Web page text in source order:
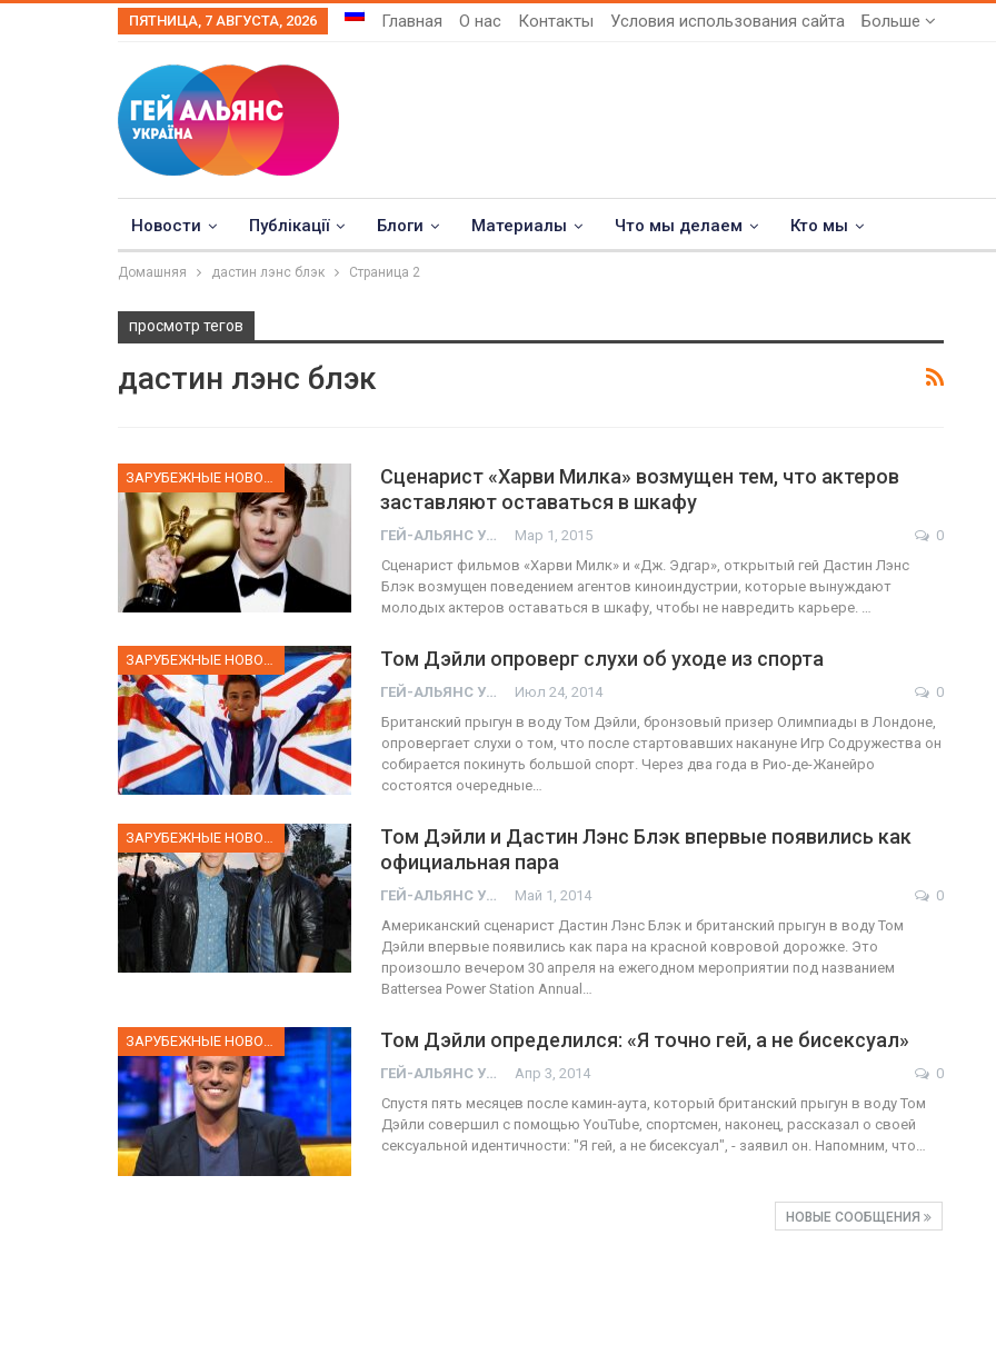
ПЯТНИЦА, 7 АВГУСТА, 2026 Главная О нас Контакты Условия использования сайта Больше
Новости Публікації Блоги Материалы Что мы делаем Кто мы
Домашняя дастин лэнс блэк Страница 2
просмотр тегов
дастин лэнс блэк
Сценарист «Харви Милка» возмущен тем, что актеров
заставляют оставаться в шкафу
ГЕЙ-АЛЬЯНС УКРАИНА Мар 1, 2015
0
Сценарист фильмов «Харви Милк» и «Дж. Эдгар», открытый гей Дастин Лэнс
Блэк возмущен поведением агентов киноиндустрии, которые вынуждают
молодых актеров оставаться в шкафу, чтобы не навредить карьере. …
Том Дэйли опроверг слухи об уходе из спорта
ГЕЙ-АЛЬЯНС УКРАИНА Июл 24, 2014
0
Британский прыгун в воду Том Дэйли, бронзовый призер Олимпиады в Лондоне,
опровергает слухи о том, что после стартовавших накануне Игр Содружества он
собирается покинуть большой спорт. Через два года в Рио-де-Жанейро
состоятся очередные…
Том Дэйли и Дастин Лэнс Блэк впервые появились как
официальная пара
ГЕЙ-АЛЬЯНС УКРАИНА Май 1, 2014
0
Американский сценарист Дастин Лэнс Блэк и британский прыгун в воду Том
Дэйли впервые появились как пара на красной ковровой дорожке. Это
произошло вечером 30 апреля на ежегодном мероприятии под названием
Battersea Power Station Annual…
Том Дэйли определился: «Я точно гей, а не бисексуал»
ГЕЙ-АЛЬЯНС УКРАИНА Апр 3, 2014
0
Спустя пять месяцев после камин-аута, который британский прыгун в воду Том
Дэйли совершил с помощью YouTube, спортсмен, наконец, рассказал о своей
сексуальной идентичности: "Я гей, а не бисексуал", - заявил он. Напомним, что…
НОВЫЕ СООБЩЕНИЯ
ФОТО
Прайд в Тель-Авиве собрал 200
ФОТО